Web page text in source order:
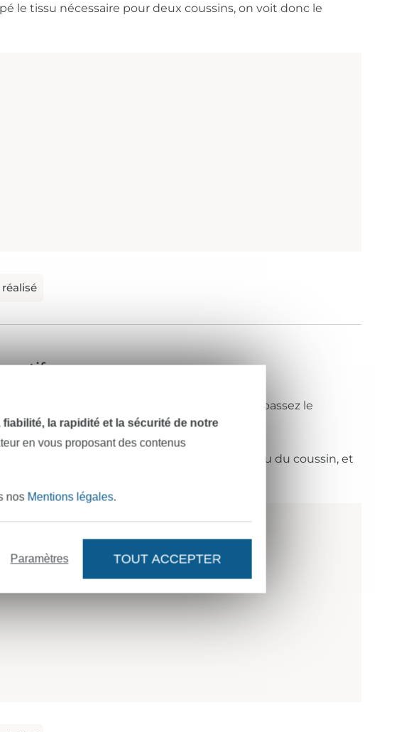
le tissu nécessaire pour deux coussins, on voit donc le
motif
vous souhaitez dans un tissu adapté et repassez le
sur le tissu, au niveau du marquage du milieu du coussin, et
fiabilité, la rapidité et la sécurité de notre
en vous proposant des contenus
nos Mentions légales.
Paramètres TOUT ACCEPTER